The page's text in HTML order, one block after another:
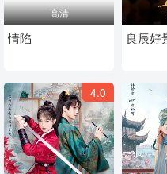
高清
情陷 良辰好
4.0